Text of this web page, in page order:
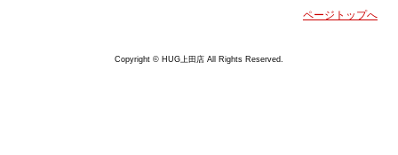
ページトップへ
Copyright © HUG上田店 All Rights Reserved.